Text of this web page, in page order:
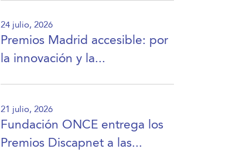
24 julio, 2026
Premios Madrid accesible: por
la innovación y la...
21 julio, 2026
Fundación ONCE entrega los
Premios Discapnet a las...